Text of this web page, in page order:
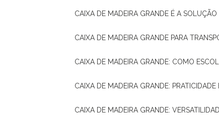
CAIXA DE MADEIRA GRANDE É A
CAIXA DE MADEIRA GRANDE PARA
CAIXA DE MADEIRA GRANDE: COMO
CAIXA DE MADEIRA GRANDE: PRATICIDADE
CAIXA DE MADEIRA GRANDE: